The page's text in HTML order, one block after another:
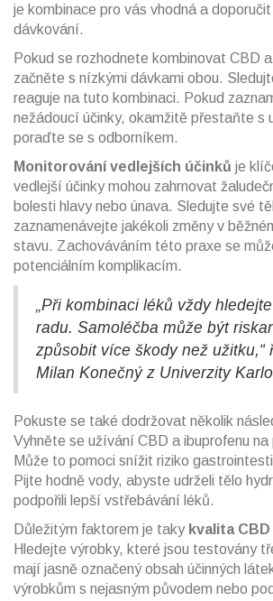
je kombinace pro vás vhodná a
dávkování.
Pokud se rozhodnete kombinovat CBD
začněte s nízkými dávkami obou.
reaguje na tuto kombinaci. Pokud
nežádoucí účinky, okamžitě přestaňte s
poraďte se s odborníkem.
Monitorování vedlejších účinků je
vedlejší účinky mohou zahrnovat
bolesti hlavy nebo únava. Sledujte své
zaznamenávejte jakékoli změny v
stavu. Zachováváním této praxe se
potenciálním komplikacím.
„Při kombinaci léků vždy
radu. Samoléčba může být
způsobit více škody než užitku,“
Milan Konečný z Univerzity
Pokuste se také dodržovat několik
Vyhněte se užívání CBD a ibuprofenu na
Může to pomoci snížit riziko
Pijte hodně vody, abyste udrželi tělo
podpořili lepší vstřebávání léků.
Důležitým faktorem je taky kvalita
Hledejte výrobky, které jsou testovány
mají jasně označený obsah účinných
výrobkům s nejasným původem nebo